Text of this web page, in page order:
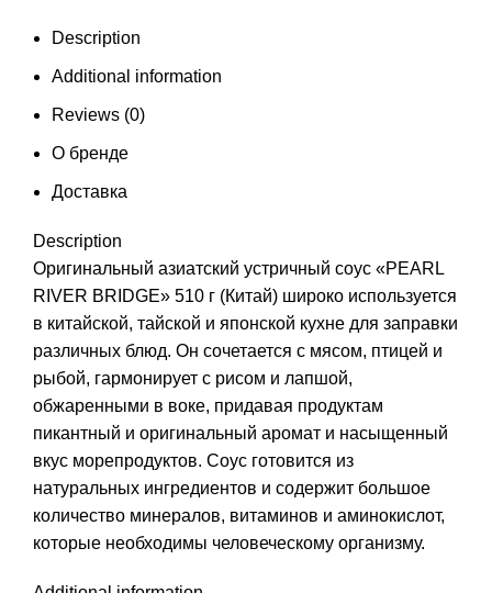
Description
Additional information
Reviews (0)
О бренде
Доставка
Description
Оригинальный азиатский устричный соус «PEARL
RIVER BRIDGE» 510 г (Китай) широко используется
в китайской, тайской и японской кухне для заправки
различных блюд. Он сочетается с мясом, птицей и
рыбой, гармонирует с рисом и лапшой,
обжаренными в воке, придавая продуктам
пикантный и оригинальный аромат и насыщенный
вкус морепродуктов. Соус готовится из
натуральных ингредиентов и содержит большое
количество минералов, витаминов и аминокислот,
которые необходимы человеческому организму.